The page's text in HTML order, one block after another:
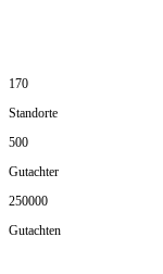
170
Standorte
500
Gutachter
250000
Gutachten